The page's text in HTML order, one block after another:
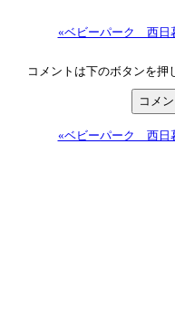
«ベビーパーク 西日
コメントは下のボタンを押
«ベビーパーク 西日